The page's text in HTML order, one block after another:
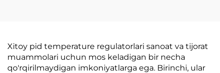
Xitoy pid temperature regulatorlari sanoat va tijorat
muammolari uchun mos keladigan bir necha
qo'rqirilmaydigan imkoniyatlarga ega. Birinchi, ular